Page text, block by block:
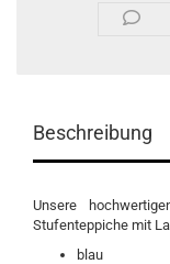
Beschreibung
Unsere
Stufenteppiche mit
blau